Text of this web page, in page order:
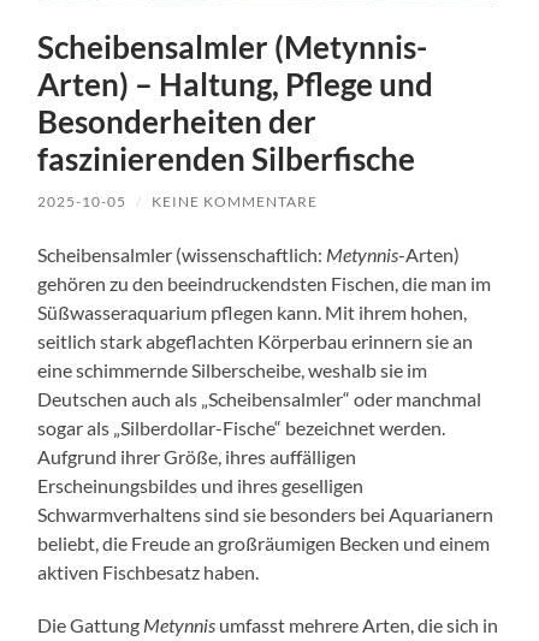
Scheibensalmler (Metynnis-
Arten) – Haltung, Pflege und
Besonderheiten der
faszinierenden Silberfische
2025-10-05 / KEINE KOMMENTARE
Scheibensalmler (wissenschaftlich: Metynnis-Arten)
gehören zu den beeindruckendsten Fischen, die man im
Süßwasseraquarium pflegen kann. Mit ihrem hohen,
seitlich stark abgeflachten Körperbau erinnern sie an
eine schimmernde Silberscheibe, weshalb sie im
Deutschen auch als „Scheibensalmler“ oder manchmal
sogar als „Silberdollar-Fische“ bezeichnet werden.
Aufgrund ihrer Größe, ihres auffälligen
Erscheinungsbildes und ihres geselligen
Schwarmverhaltens sind sie besonders bei Aquarianern
beliebt, die Freude an großräumigen Becken und einem
aktiven Fischbesatz haben.
Die Gattung Metynnis umfasst mehrere Arten, die sich in